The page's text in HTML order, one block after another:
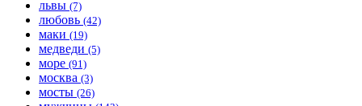
львы (7)
любовь (42)
маки (19)
медведи (5)
море (91)
москва (3)
мосты (26)